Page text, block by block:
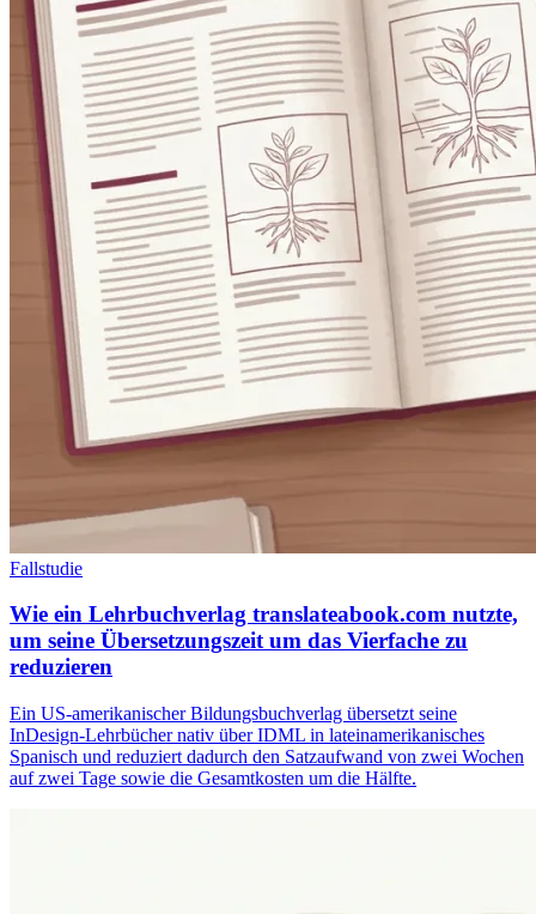
Fallstudie
Wie ein Lehrbuchverlag translateabook.com nutzte,
um seine Übersetzungszeit um das Vierfache zu
reduzieren
Ein US-amerikanischer Bildungsbuchverlag übersetzt seine
InDesign-Lehrbücher nativ über IDML in lateinamerikanisches
Spanisch und reduziert dadurch den Satzaufwand von zwei Wochen
auf zwei Tage sowie die Gesamtkosten um die Hälfte.